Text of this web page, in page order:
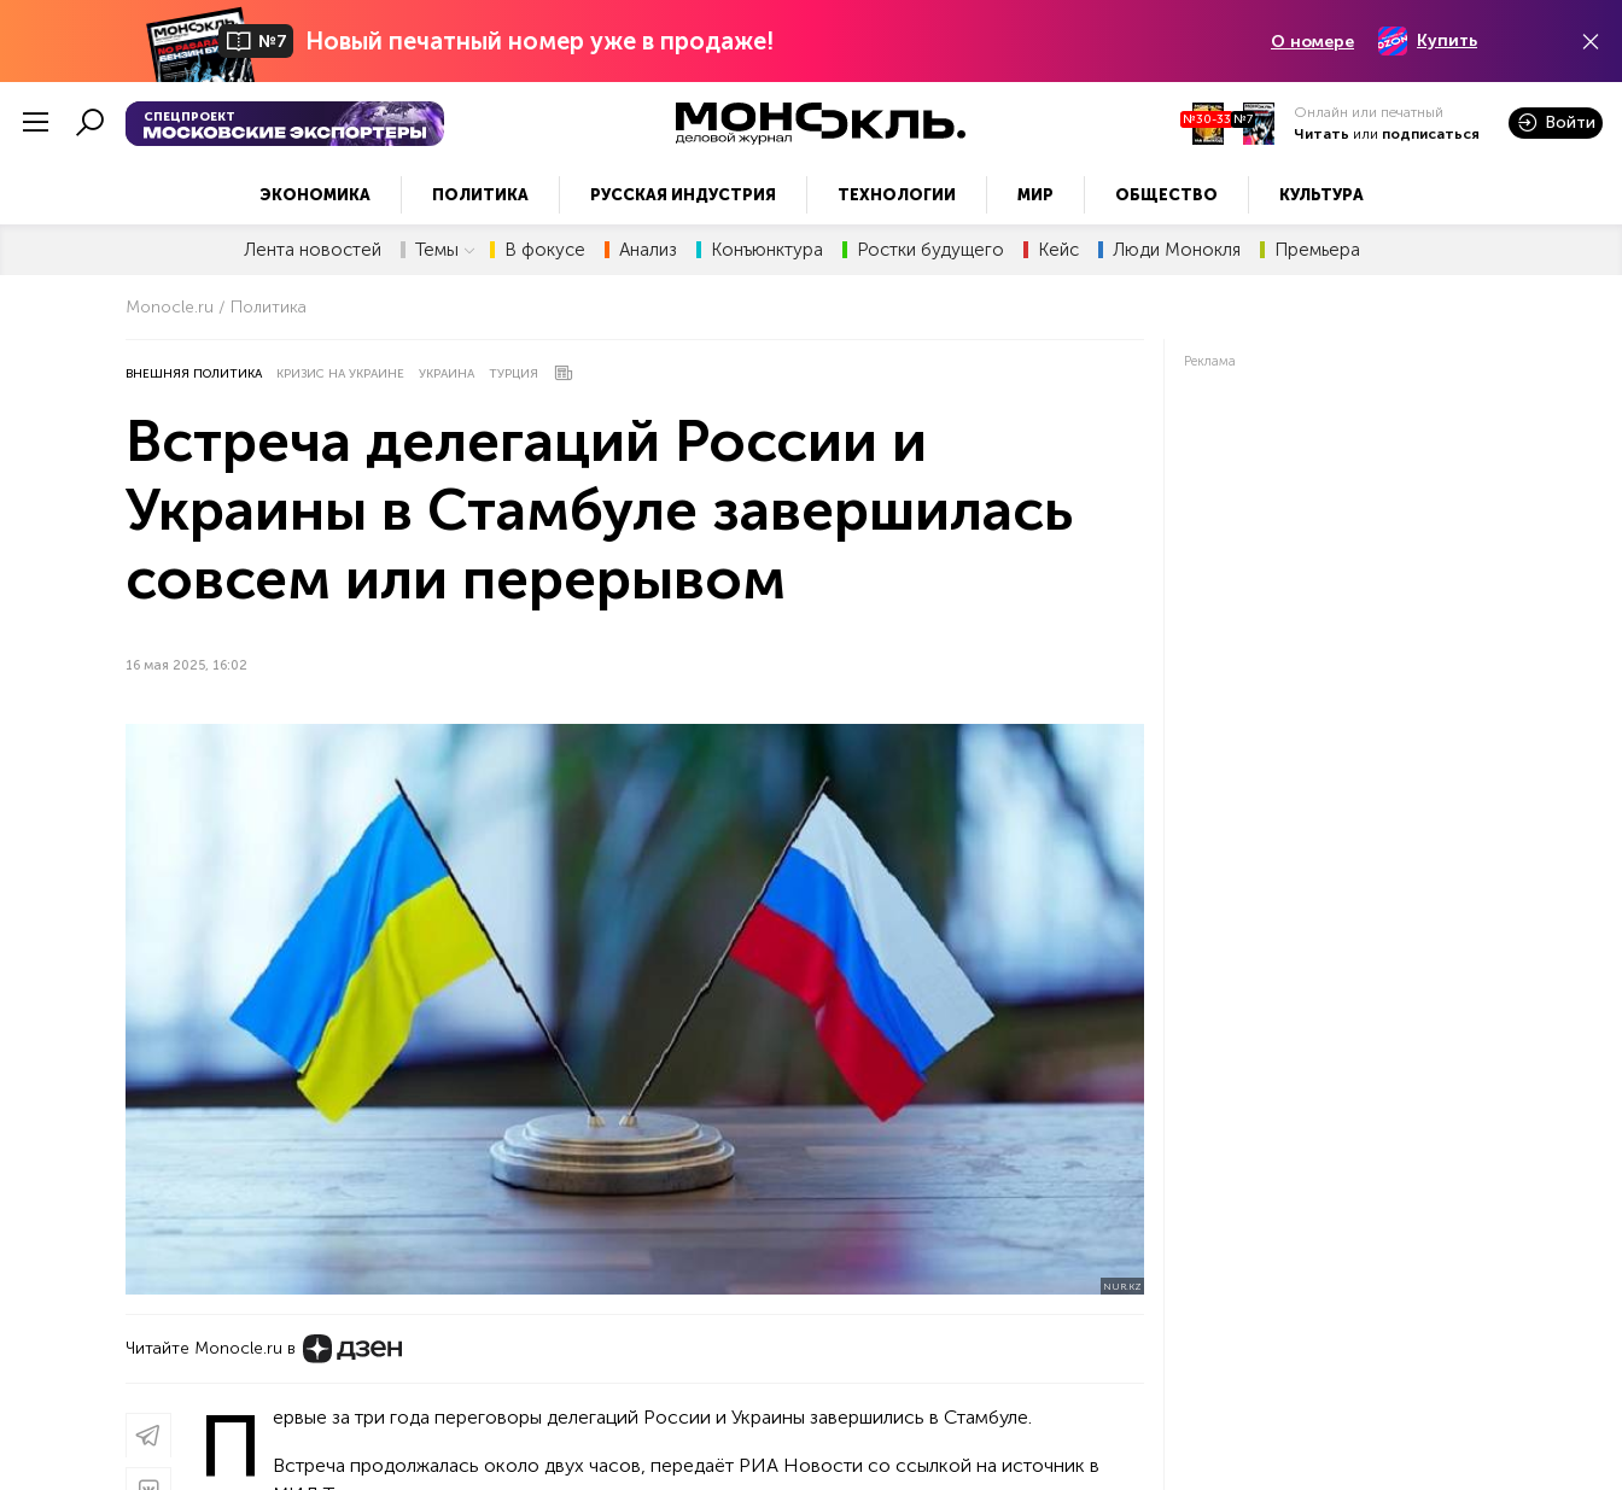
№7 Новый печатный номер уже в продаже! О номере Купить
СПЕЦПРОЕКТ №30-33 №7
Онлайн или печатный
Читать или подписаться
Войти
ЭКОНОМИКА ПОЛИТИКА РУССКАЯ ИНДУСТРИЯ ТЕХНОЛОГИИ МИР ОБЩЕСТВО КУЛЬТУРА
Лента новостей Темы В фокусе Анализ Конъюнктура Ростки будущего Кейс Люди Монокля Премьера
Monocle.ru Политика
ВНЕШНЯЯ ПОЛИТИКА КРИЗИС НА УКРАИНЕ УКРАИНА ТУРЦИЯ
Встреча делегаций России и
Украины в Стамбуле завершилась
совсем или перерывом
16 мая 2025, 16:02
NUR.KZ
Читайте Monocle.ru в
П ервые за три года переговоры делегаций России и Украины завершились в Стамбуле.
Встреча продолжалась около двух часов, передаёт РИА Новости со ссылкой на источник в
Реклама